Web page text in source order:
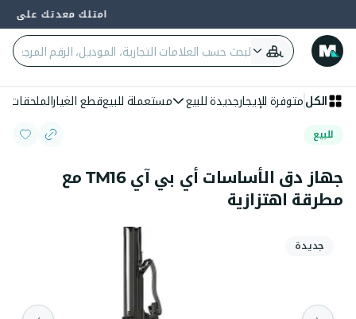
امتلك معدتك على 4 دفعات — 0% فائدة وبدون بنك
الكل متوفرة للإيجارجديدة للبيع مستعملة للبيعقطع الغيارالملحقات
للبيع
جهاز دق الأساسات أي بي آي TM16 مع
مطرقة اهتزازية
جديدة